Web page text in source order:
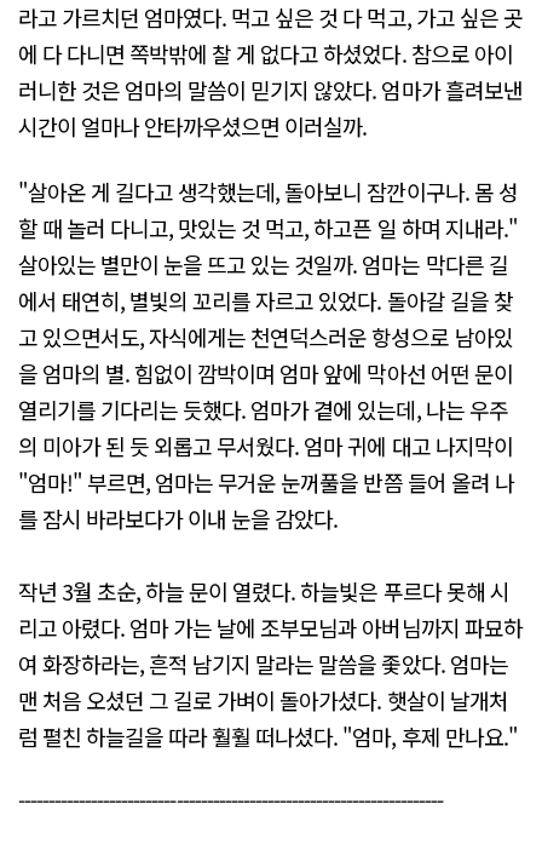
라고 가르치던 엄마였다. 먹고 싶은 것 다 먹고, 가고 싶은 곳
에 다 다니면 쪽박밖에 찰 게 없다고 하셨었다. 참으로 아이
러니한 것은 엄마의 말씀이 믿기지 않았다. 엄마가 흘려보낸
시간이 얼마나 안타까우셨으면 이러실까.
"살아온 게 길다고 생각했는데, 돌아보니 잠깐이구나. 몸 성
할 때 놀러 다니고, 맛있는 것 먹고, 하고픈 일 하며 지내라."
살아있는 별만이 눈을 뜨고 있는 것일까. 엄마는 막다른 길
에서 태연히, 별빛의 꼬리를 자르고 있었다. 돌아갈 길을 찾
고 있으면서도, 자식에게는 천연덕스러운 항성으로 남아있
을 엄마의 별. 힘없이 깜박이며 엄마 앞에 막아선 어떤 문이
열리기를 기다리는 듯했다. 엄마가 곁에 있는데, 나는 우주
의 미아가 된 듯 외롭고 무서웠다. 엄마 귀에 대고 나지막이
"엄마!" 부르면, 엄마는 무거운 눈꺼풀을 반쯤 들어 올려 나
를 잠시 바라보다가 이내 눈을 감았다.
작년 3월 초순, 하늘 문이 열렸다. 하늘빛은 푸르다 못해 시
리고 아렸다. 엄마 가는 날에 조부모님과 아버님까지 파묘하
여 화장하라는, 흔적 남기지 말라는 말씀을 좇았다. 엄마는
맨 처음 오셨던 그 길로 가벼이 돌아가셨다. 햇살이 날개처
럼 펼친 하늘길을 따라 훨훨 떠나셨다. "엄마, 후제 만나요."
----------------------------------------------------------------------